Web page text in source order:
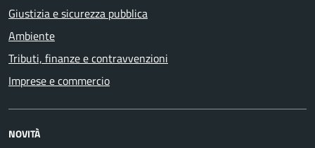
Giustizia e sicurezza pubblica
Ambiente
Tributi, finanze e contravvenzioni
Imprese e commercio
NOVITÀ